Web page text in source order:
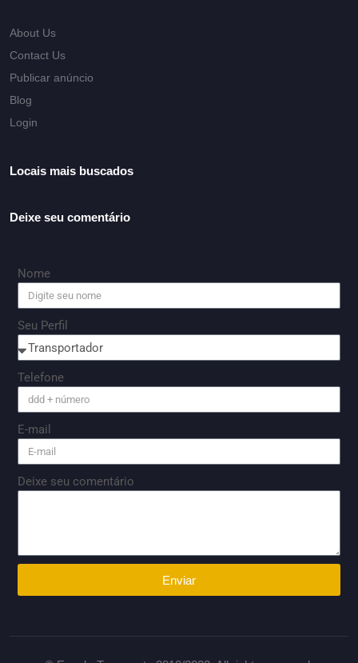
About Us
Contact Us
Publicar anúncio
Blog
Login
Locais mais buscados
Deixe seu comentário
Nome
Seu Perfil
Telefone
E-mail
Deixe seu comentário
Enviar